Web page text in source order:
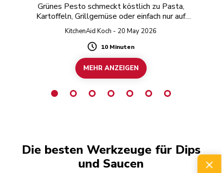
Grünes Pesto schmeckt köstlich zu Pasta,
Kartoffeln, Grillgemüse oder einfach nur auf
geröstetem Brot.
KitchenAid Koch - 20 May 2026
Duration
10 Minuten
MEHR ANZEIGEN
Die besten Werkzeuge für Dips
und Saucen